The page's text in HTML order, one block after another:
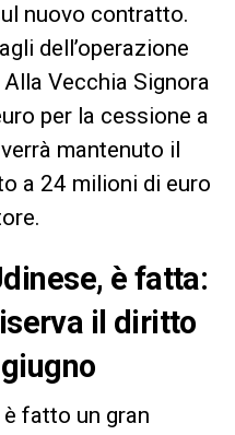
nuovo contratto.
dell’operazione
Vecchia Signora
per la cessione a
mantenuto il
a 24 milioni di euro
è fatta:
il diritto
fatto un gran